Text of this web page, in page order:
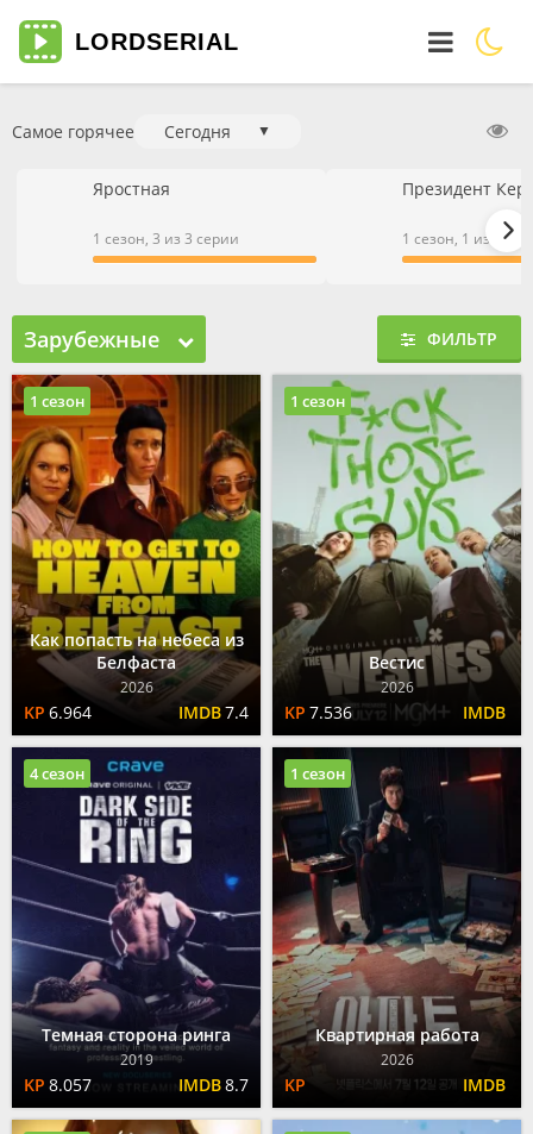
LORDSERIAL
Самое горячее Сегодня ▼
Яростная
1 сезон, 3 из 3 серии
Президент
1 сезон, 1 из 1
Зарубежные ФИЛЬТР
Как попасть на небеса из
Белфаста
2026
6.964 7.4
1 сезон
Вестис
2026
7.536
1 сезон
Темная сторона ринга
2019
8.057 8.7
4 сезон
Квартирная работа
2026
1 сезон